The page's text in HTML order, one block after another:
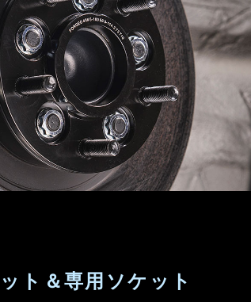
ト ＆専用ソケット